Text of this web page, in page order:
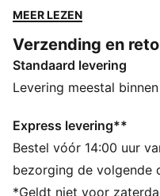
sneakers hebben extra
ALLE INS EN OUTS
Het bovenwerk van de
minstens 20%
Ontworpen voor:
Breedte: Normaal
Sluiting: Veters
Type hak: Plat
MEER LEZEN
Verzending en
Standaard levering
Levering meestal
Express levering**
Bestel vóór 14:00 uur
bezorging de volgende
*Geldt niet voor